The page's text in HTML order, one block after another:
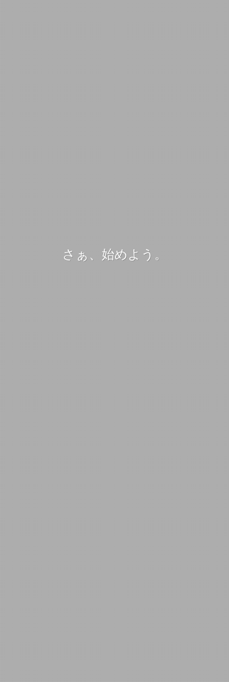
さぁ、始めよう。